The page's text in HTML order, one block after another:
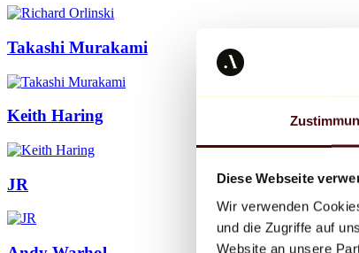
Diese Webseite
Wir verwenden
und die Zugriffe auf
Website an unsere
Takashi Murakami
Keith Haring
JR